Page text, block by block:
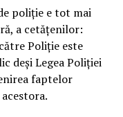
poliție e tot mai
a cetățenilor:
Poliție este
deși Legea Poliției
faptelor